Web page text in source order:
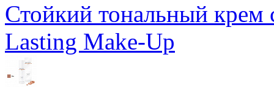
Стойкий тональный
Lasting Make-Up